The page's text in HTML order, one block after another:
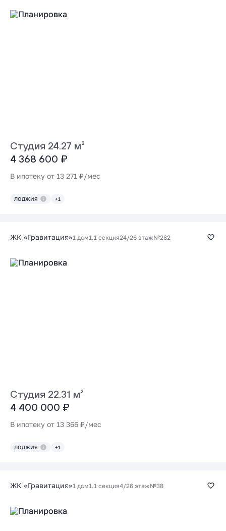
Студия 24.27 м²
4 368 600 ₽
В ипотеку от 13 271 ₽/мес
ЛОДЖИЯ +1
ЖК «Гравитация»1 дом1.1 секция24/26 этаж№282
Студия 22.31 м²
4 400 000 ₽
В ипотеку от 13 366 ₽/мес
ЛОДЖИЯ +1
ЖК «Гравитация»1 дом1.1 секция4/26 этаж№38